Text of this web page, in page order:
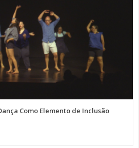
Como Elemento de Inclusão